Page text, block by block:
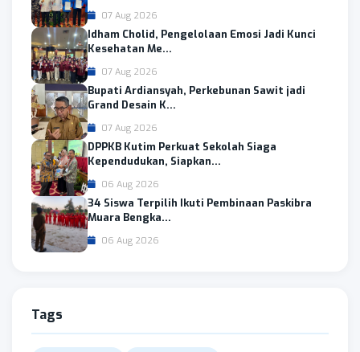
07 Aug 2026
Idham Cholid, Pengelolaan Emosi Jadi Kunci
Kesehatan Me...
07 Aug 2026
Bupati Ardiansyah, Perkebunan Sawit jadi
Grand Desain K...
07 Aug 2026
DPPKB Kutim Perkuat Sekolah Siaga
Kependudukan, Siapkan...
06 Aug 2026
34 Siswa Terpilih Ikuti Pembinaan Paskibra
Muara Bengka...
06 Aug 2026
Tags